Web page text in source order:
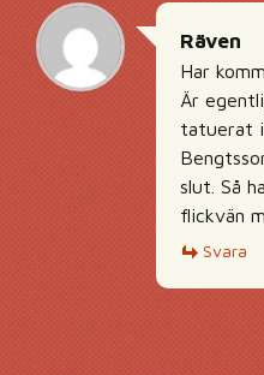
Räven
Har
Är
tatuerat
slut. Så
flickvän
Svara